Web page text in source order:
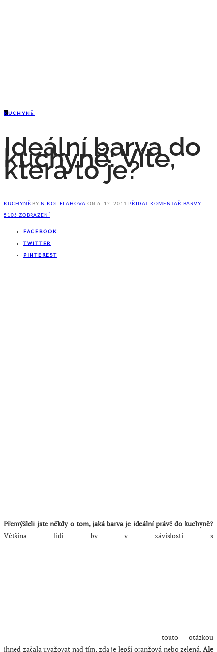
KUCHYNĚ
Ideální barva do
kuchyně: Víte,
která to je?
KUCHYNĚ BY NIKOL BLÁHOVÁ ON 6. 12. 2014 PŘIDAT KOMENTÁŘ BARVY
5105 ZOBRAZENÍ
FACEBOOK
TWITTER
PINTEREST
Přemýšleli jste někdy o tom, jaká barva je ideální právě do kuchyně?
Většina lidí by v závislosti s
touto otázkou
ihned začala uvažovat nad tím, zda je lepší oranžová nebo zelená. Ale